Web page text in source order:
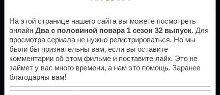
На этой странице нашего сайта вы можете посмотреть
онлайн Два с половиной повара 1 сезон 32 выпуск. Для
просмотра сериала не нужно регистрироваться. Но мы
были бы признательны вам, если вы оставите
комментарии об этом фильме и поставите лайк. Это не
займет у вас много времени, а нам это помощь. Заранее
благодарны вам!